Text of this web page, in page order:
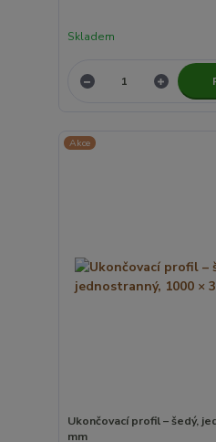
Skladem
Akce
Ukončovací profil – šedý,
mm